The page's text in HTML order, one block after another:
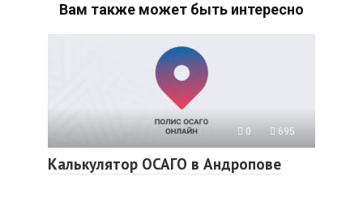
Вам также может быть интересно
0 695
Калькулятор ОСАГО в Андропове